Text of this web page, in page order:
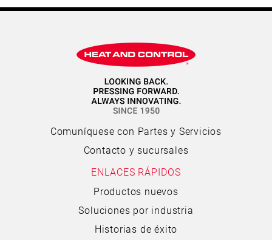
Comuníquese con Partes y Servicios
Contacto y sucursales
ENLACES RÁPIDOS
Productos nuevos
Soluciones por industria
Historias de éxito